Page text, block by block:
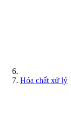
Hóa chất xử lý